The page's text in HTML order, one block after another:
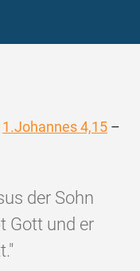
1.Johannes 4,15 –
der Sohn
Gott und er